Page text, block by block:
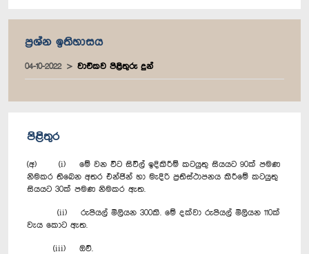
ප්‍රශ්න ඉතිහාසය
04-10-2022 වාචිකව පිළිතුරු දුන්
පිළිතුර
(අ) (i) මේ වන විට සිවිල් ඉදිකිරීම් කටයුතු සියයට 90ක් පමණ
නිමකර තිබෙන අතර එන්ජින් හා මැදිරි ප්‍රතිස්ථාපනය කිරීමේ කටයුතු
සියයට 30ක් පමණ නිමකර ඇත.
(ii) රුපියල් මිලියන 300කි. මේ දක්වා රුපියල් මිලියන 110ක්
වැය කොට ඇත.
(iii) ඔව්.